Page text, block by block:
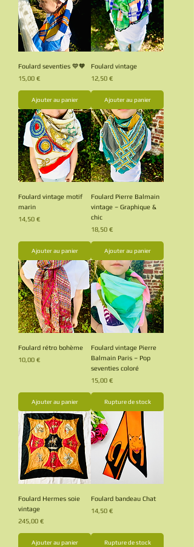
Foulard seventies 💙🧡
Prix
15,00 €
Ajouter au panier
Foulard vintage
Prix
12,50 €
Ajouter au panier
Foulard vintage motif
marin
Prix
14,50 €
Ajouter au panier
Foulard Pierre Balmain
vintage – Graphique &
chic
Prix
18,50 €
Ajouter au panier
Foulard rétro bohème
Prix
10,00 €
Ajouter au panier
Foulard vintage Pierre
Balmain Paris – Pop
seventies coloré
Prix
15,00 €
Rupture de stock
Foulard Hermes soie
vintage
Prix
245,00 €
Ajouter au panier
Foulard bandeau Chat
Prix
14,50 €
Rupture de stock